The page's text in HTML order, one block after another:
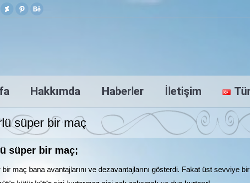
Deviantart
Hakkımda Haberler İletişim
süper bir maç
süper bir maç;
maç bana avantajlarını ve dezavantajlarını gösterdi. Fakat üst sevviye